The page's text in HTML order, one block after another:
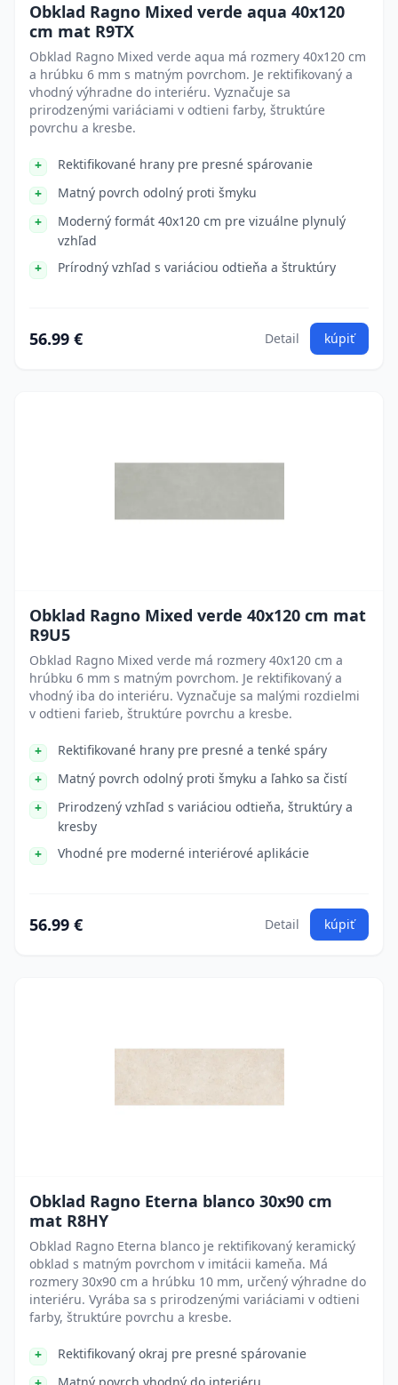
Obklad Ragno Mixed verde aqua 40x120
cm mat R9TX
Obklad Ragno Mixed verde aqua má rozmery 40x120 cm
a hrúbku 6 mm s matným povrchom. Je rektifikovaný a
vhodný výhradne do interiéru. Vyznačuje sa
prirodzenými variáciami v odtieni farby, štruktúre
povrchu a kresbe.
Rektifikované hrany pre presné spárovanie
Matný povrch odolný proti šmyku
Moderný formát 40x120 cm pre vizuálne plynulý
vzhľad
Prírodný vzhľad s variáciou odtieňa a štruktúry
56.99 € Detail kúpiť
Obklad Ragno Mixed verde 40x120 cm mat
R9U5
Obklad Ragno Mixed verde má rozmery 40x120 cm a
hrúbku 6 mm s matným povrchom. Je rektifikovaný a
vhodný iba do interiéru. Vyznačuje sa malými rozdielmi
v odtieni farieb, štruktúre povrchu a kresbe.
Rektifikované hrany pre presné a tenké spáry
Matný povrch odolný proti šmyku a ľahko sa čistí
Prirodzený vzhľad s variáciou odtieňa, štruktúry a
kresby
Vhodné pre moderné interiérové aplikácie
56.99 € Detail kúpiť
Obklad Ragno Eterna blanco 30x90 cm
mat R8HY
Obklad Ragno Eterna blanco je rektifikovaný keramický
obklad s matným povrchom v imitácii kameňa. Má
rozmery 30x90 cm a hrúbku 10 mm, určený výhradne do
interiéru. Vyrába sa s prirodzenými variáciami v odtieni
farby, štruktúre povrchu a kresbe.
Rektifikovaný okraj pre presné spárovanie